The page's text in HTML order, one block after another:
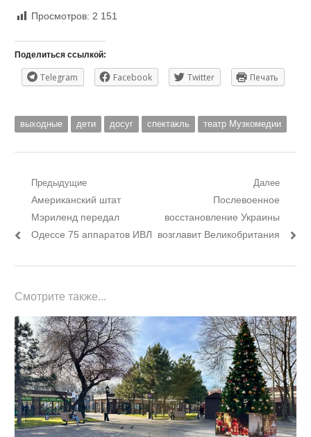
Просмотров: 2 151
Поделиться ссылкой:
Telegram Facebook Twitter Печать
выходные дети досуг спектакль театр Музкомедии
Навигация
записям
Предыдущие
Предыдущий
пост:
Американский штат
Мэриленд передал
Одессе 75 аппаратов ИВЛ
Далее
Следующий
пост:
Послевоенное
восстановление Украины
возглавит Великобритания
Смотрите также...